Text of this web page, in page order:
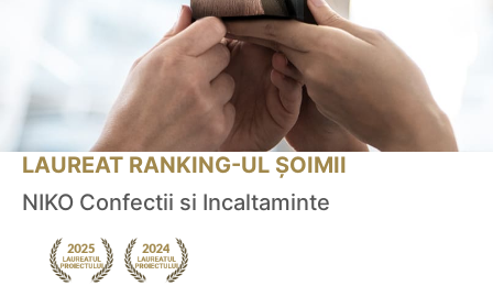
LAUREAT RANKING-UL ȘOIMII
NIKO Confectii si Incaltaminte